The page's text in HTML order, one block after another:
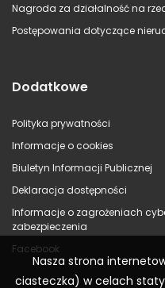
Nagroda za działalność na
Postępowania dotyczące
Dodatkowe
Polityka prywatności
Informacje o cookies
Biuletyn Informacji Publicznej
Deklaracja dostępności
Informacje o zagrożeniach
zabezpieczenia
Facebook
Nasza strona
ciasteczka) w celach